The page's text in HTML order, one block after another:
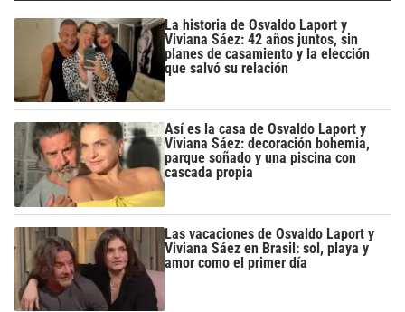
La historia de Osvaldo Laport y
Viviana Sáez: 42 años juntos, sin
planes de casamiento y la elección
que salvó su relación
Así es la casa de Osvaldo Laport y
Viviana Sáez: decoración bohemia,
parque soñado y una piscina con
cascada propia
Las vacaciones de Osvaldo Laport y
Viviana Sáez en Brasil: sol, playa y
amor como el primer día